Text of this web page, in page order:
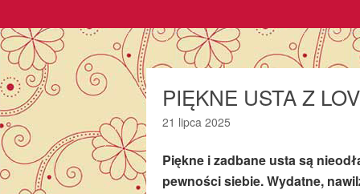
PIĘKNE USTA Z
21 lipca 2025
Piękne i zadbane usta są
pewności siebie. Wydatne,